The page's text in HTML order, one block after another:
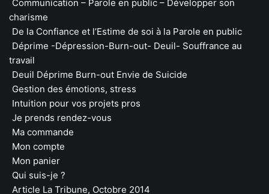
Communication – Parole en public – Développer son
charisme
De la Confiance et l’Estime de soi à la Parole en public
Déprime -Dépression-Burn-out- Deuil- Souffrance au
travail
Deuil Déprime Burn-out Envie de Suicide
Gestion des émotions, stress
Intuition pour vos projets pros
Je prends rendez-vous
Ma commande
Mon compte
Mon panier
Qui suis-je ?
Article La Tribune, Octobre 2014